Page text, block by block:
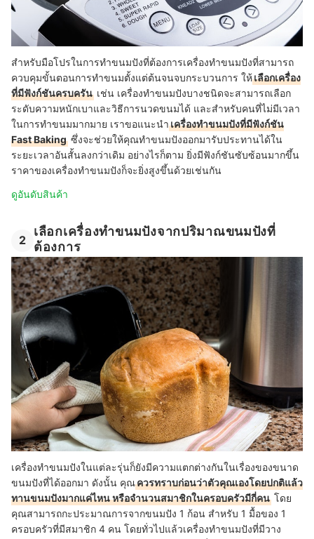
สำหรับมือโปรในการทำขนมปังที่ต้องการเครื่องทำขนมปังที่สามารถ
ควบคุมขั้นตอนการทำขนมตั้งแต่ต้นจนจบกระบวนการ ให้เลือกเครื่อง
ที่มีฟังก์ชันครบครัน เช่น เครื่องทำขนมปังบางชนิดจะสามารถเลือก
ระดับความหนักเบาและวิธีการนวดขนมได้ และสำหรับคนที่ไม่มีเวลา
ในการทำขนมมากมาย เราขอแนะนำเครื่องทำขนมปังที่มีฟังก์ชัน
Fast Baking ซึ่งจะช่วยให้คุณทำขนมปังออกมารับประทานได้ใน
ระยะเวลาอันสั้นลงกว่าเดิม อย่างไรก็ตาม ยิ่งมีฟังก์ชันซับซ้อนมากขึ้น
ราคาของเครื่องทำขนมปังก็จะยิ่งสูงขึ้นด้วยเช่นกัน
ดูอันดับสินค้า
2
เลือกเครื่องทำขนมปังจากปริมาณขนมปังที่
ต้องการ
เครื่องทำขนมปังในแต่ละรุ่นก็ยังมีความแตกต่างกันในเรื่องของขนาด
ขนมปังที่ได้ออกมา ดังนั้น คุณควรทราบก่อนว่าตัวคุณเองโดยปกติแล้ว
ทานขนมปังมากแค่ไหน หรือจำนวนสมาชิกในครอบครัวมีกี่คน โดย
คุณสามารถกะประมาณการจากขนมปัง 1 ก้อน สำหรับ 1 มื้อของ 1
ครอบครัวที่มีสมาชิก 4 คน โดยทั่วไปแล้วเครื่องทำขนมปังที่มีวาง